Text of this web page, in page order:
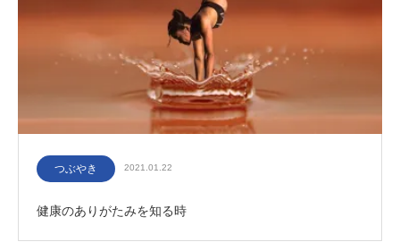
つぶやき 2021.01.22
健康のありがたみを知る時